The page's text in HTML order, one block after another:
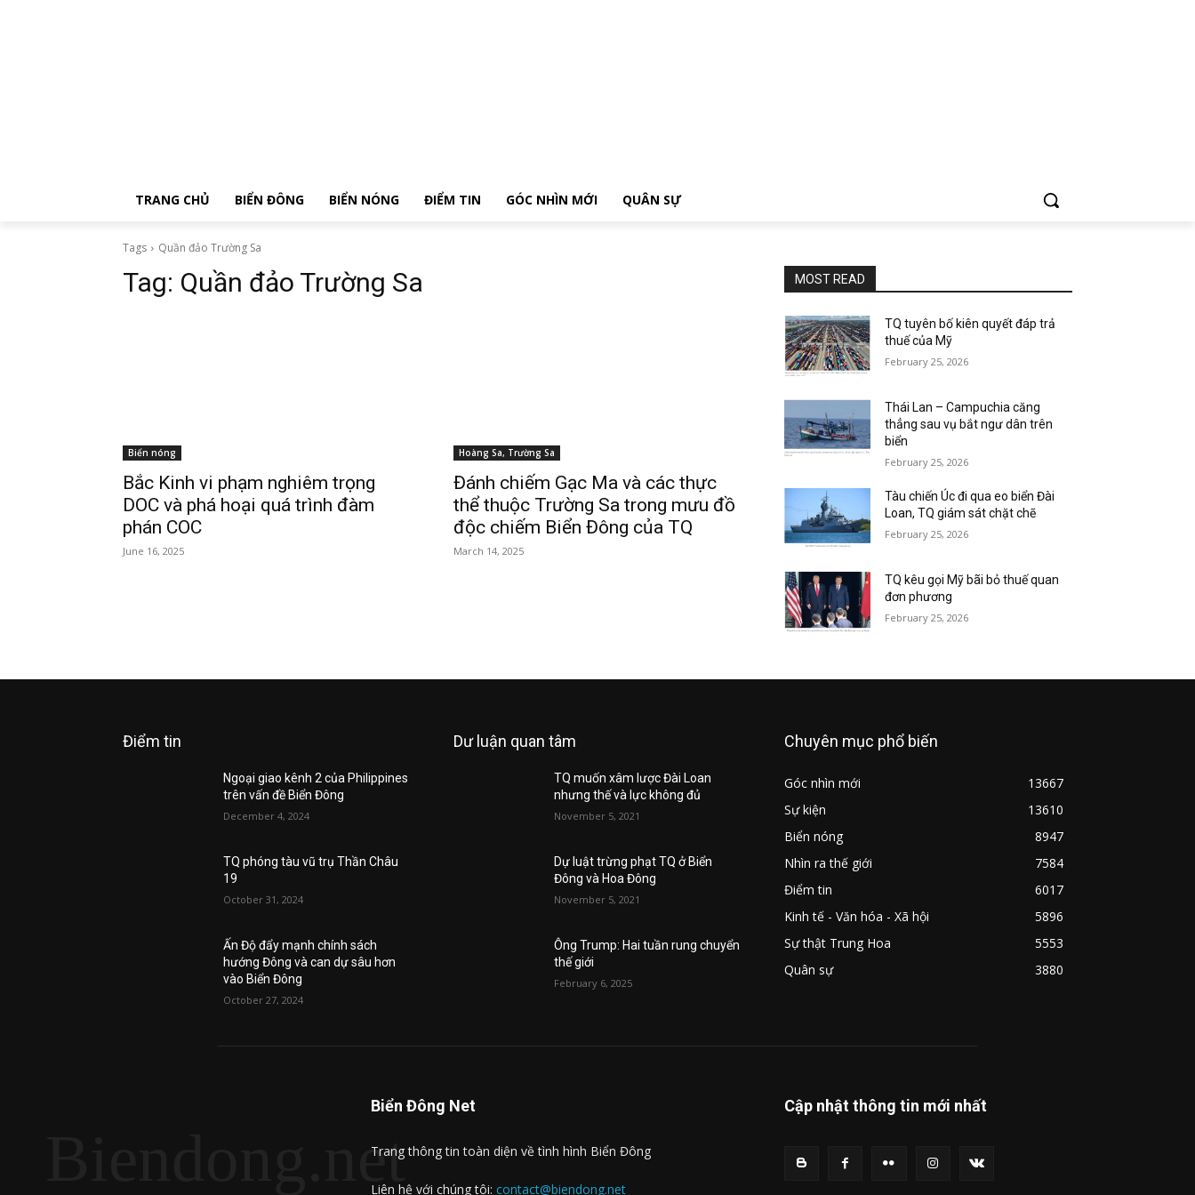
TRANG CHỦ BIỂN ĐÔNG BIỂN NÓNG ĐIỂM TIN GÓC NHÌN MỚI QUÂN SỰ
Tags Quần đảo Trường Sa
Tag: Quần đảo Trường Sa
Biển nóng
Bắc Kinh vi phạm nghiêm trọng
DOC và phá hoại quá trình đàm
phán COC
June 16, 2025
Hoàng Sa, Trường Sa
Đánh chiếm Gạc Ma và các thực
thể thuộc Trường Sa trong mưu đồ
độc chiếm Biển Đông của TQ
March 14, 2025
MOST READ
TQ tuyên bố kiên quyết đáp trả
thuế của Mỹ
February 25, 2026
Thái Lan – Campuchia căng
thẳng sau vụ bắt ngư dân trên
biển
February 25, 2026
Tàu chiến Úc đi qua eo biển Đài
Loan, TQ giám sát chặt chẽ
February 25, 2026
TQ kêu gọi Mỹ bãi bỏ thuế quan
đơn phương
February 25, 2026
Điểm tin
Ngoại giao kênh 2 của Philippines
trên vấn đề Biển Đông
December 4, 2024
TQ phóng tàu vũ trụ Thần Châu
19
October 31, 2024
Ấn Độ đẩy mạnh chính sách
hướng Đông và can dự sâu hơn
vào Biển Đông
October 27, 2024
Dư luận quan tâm
TQ muốn xâm lược Đài Loan
nhưng thế và lực không đủ
November 5, 2021
Dự luật trừng phạt TQ ở Biển
Đông và Hoa Đông
November 5, 2021
Ông Trump: Hai tuần rung chuyển
thế giới
February 6, 2025
Chuyên mục phổ biến
Góc nhìn mới
13667
Sự kiện
13610
Biển nóng
8947
Nhìn ra thế giới
7584
Điểm tin
6017
Kinh tế - Văn hóa - Xã hội
5896
Sự thật Trung Hoa
5553
Quân sự
3880
Biendong.net
Biển Đông Net
Trang thông tin toàn diện về tình hình Biển Đông
Liên hệ với chúng tôi: contact@biendong.net
Cập nhật thông tin mới nhất